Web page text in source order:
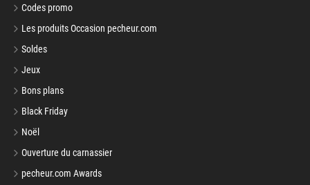
Codes promo
Les produits Occasion pecheur.com
Soldes
Jeux
Bons plans
Black Friday
Noël
Ouverture du carnassier
pecheur.com Awards